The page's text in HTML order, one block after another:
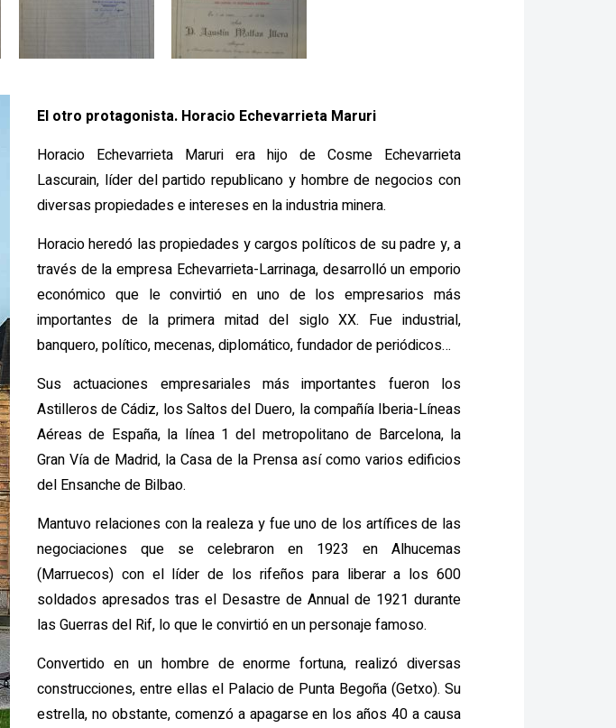
El otro protagonista. Horacio Echevarrieta Maruri
Horacio Echevarrieta Maruri era hijo de Cosme Echevarrieta
Lascurain, líder del partido republicano y hombre de negocios con
diversas propiedades e intereses en la industria minera.
Horacio heredó las propiedades y cargos políticos de su padre y, a
través de la empresa Echevarrieta-Larrinaga, desarrolló un emporio
económico que le convirtió en uno de los empresarios más
importantes de la primera mitad del siglo XX. Fue industrial,
banquero, político, mecenas, diplomático, fundador de periódicos…
Sus actuaciones empresariales más importantes fueron los
Astilleros de Cádiz, los Saltos del Duero, la compañía Iberia-Líneas
Aéreas de España, la línea 1 del metropolitano de Barcelona, la
Gran Vía de Madrid, la Casa de la Prensa así como varios edificios
del Ensanche de Bilbao.
Mantuvo relaciones con la realeza y fue uno de los artífices de las
negociaciones que se celebraron en 1923 en Alhucemas
(Marruecos) con el líder de los rifeños para liberar a los 600
soldados apresados tras el Desastre de Annual de 1921 durante
las Guerras del Rif, lo que le convirtió en un personaje famoso.
Convertido en un hombre de enorme fortuna, realizó diversas
construcciones, entre ellas el Palacio de Punta Begoña (Getxo). Su
estrella, no obstante, comenzó a apagarse en los años 40 a causa